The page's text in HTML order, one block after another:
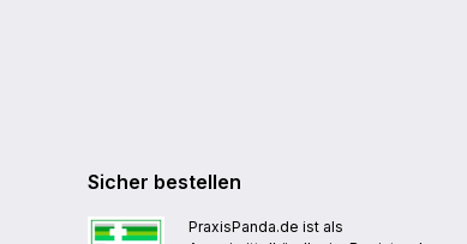
Sicher bestellen
PraxisPanda.de ist als